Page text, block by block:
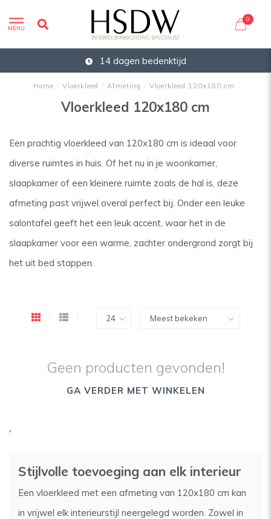
MENU
0
14 dagen bedenktijd
Home / Vloerkleed / Afmeting / Vloerkleed 120x180 cm
Vloerkleed 120x180 cm
Een prachtig vloerkleed van 120x180 cm is ideaal voor
diverse ruimtes in huis. Of het nu in je woonkamer,
slaapkamer of een kleinere ruimte zoals de hal is, deze
afmeting past vrijwel overal perfect bij. Onder een leuke
salontafel geeft het een leuk accent, waar het in de
slaapkamer voor een warme, zachter ondergrond zorgt bij
het uit bed stappen.
Geen producten gevonden!
GA VERDER MET WINKELEN
'
Stijlvolle toevoeging aan elk interieur
Een vloerkleed met een afmeting van 120x180 cm kan
in vrijwel elk interieurstijl neergelegd worden. Zowel in